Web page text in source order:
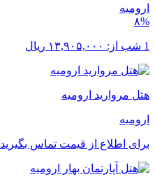
ارومیه
۸%
1 شب از: ۱۳,۹۰۵,۰۰۰ ریال
هتل مروارید ارومیه
ارومیه
برای اطلاع از قیمت تماس بگیرید